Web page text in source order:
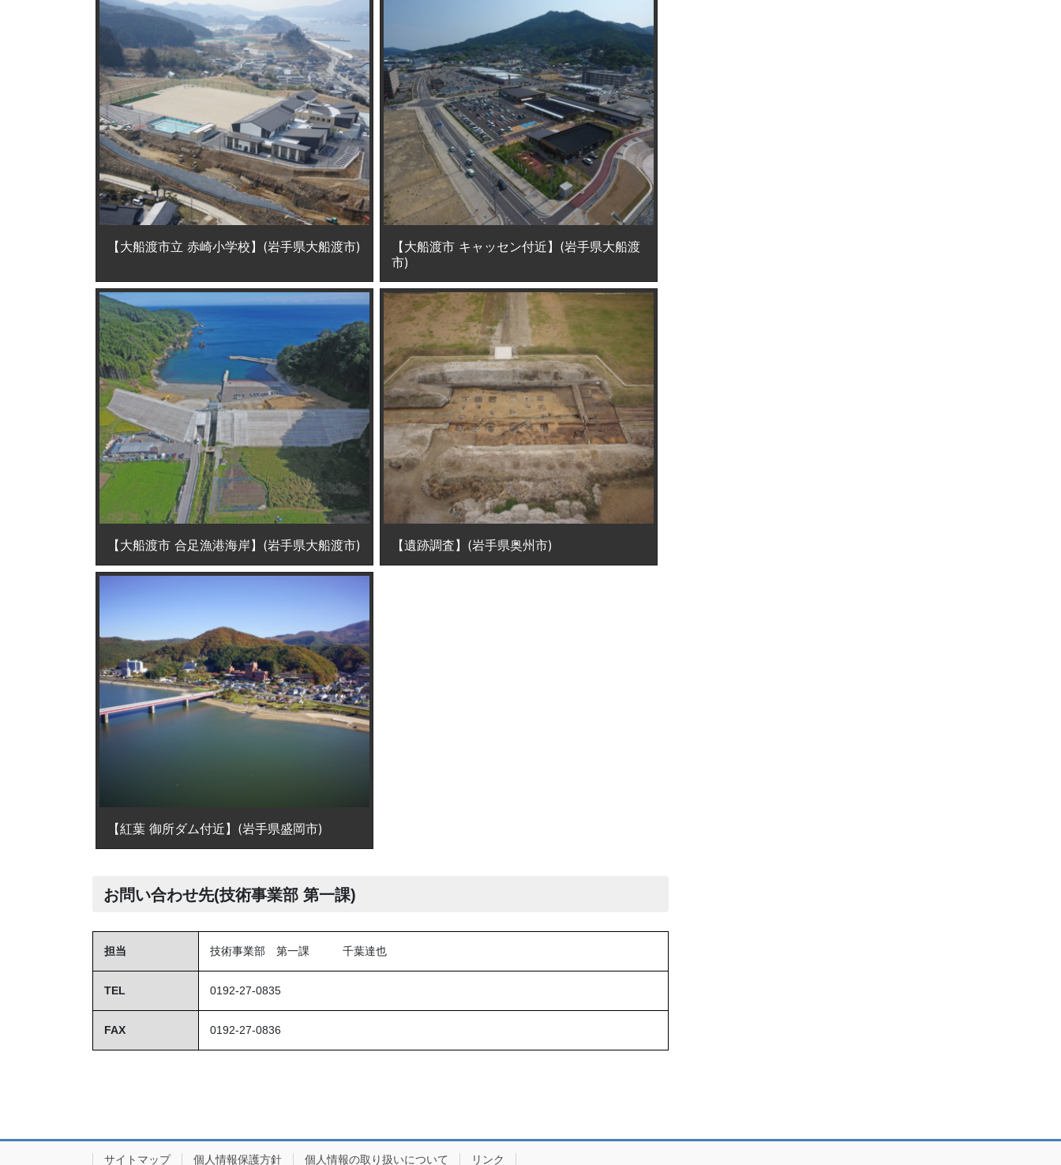
【大船渡市立 赤崎小学校】(岩手県大船渡市)
【大船渡市 キャッセン付近】(岩手県大船渡
市)
【大船渡市 合足漁港海岸】(岩手県大船渡市) 【遺跡調査】(岩手県奥州市)
【紅葉 御所ダム付近】(岩手県盛岡市)
お問い合わせ先(技術事業部 第一課)
担当 技術事業部 第一課 千葉達也
TEL 0192-27-0835
FAX 0192-27-0836
サイトマップ 個人情報保護方針 個人情報の取り扱いについて リンク